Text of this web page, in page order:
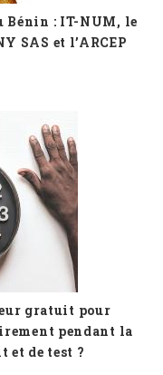
Bénin : IT-NUM, le
SAS et l’ARCEP
gratuit pour
pendant la
et de test ?